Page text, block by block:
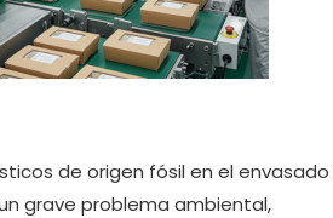
de origen fósil en el envasado
grave problema ambiental,